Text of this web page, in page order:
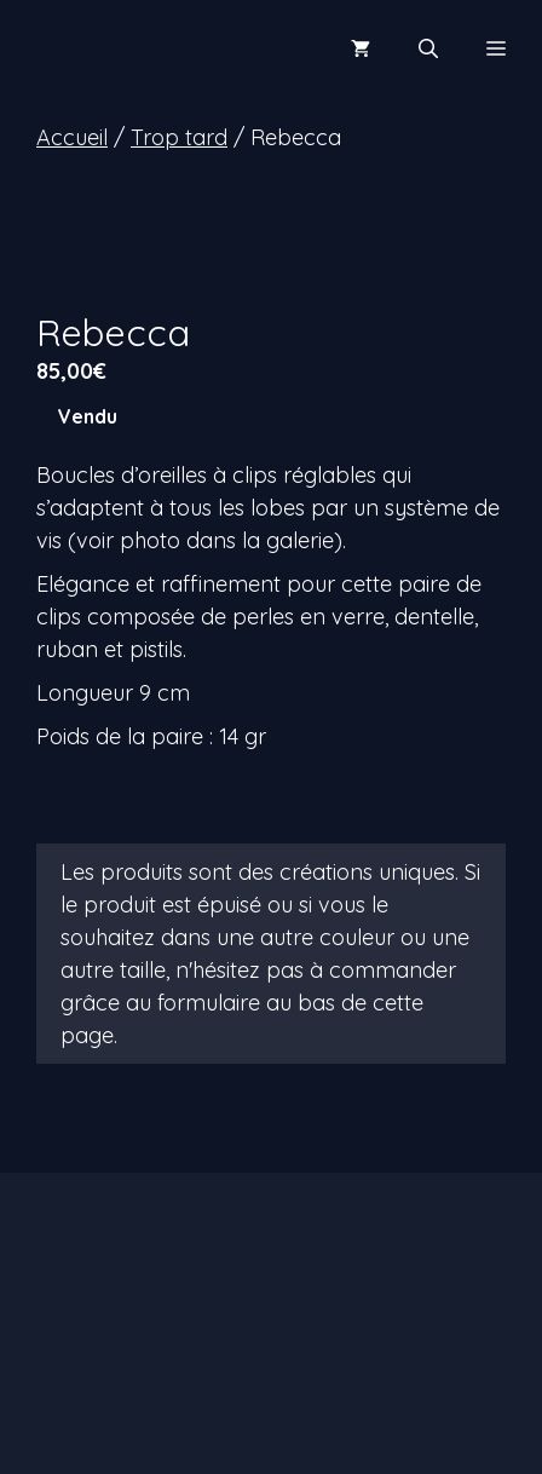
Accueil / Trop tard / Rebecca
Rebecca
85,00€
Vendu
Boucles d’oreilles à clips réglables qui
s’adaptent à tous les lobes par un système de
vis (voir photo dans la galerie).
Elégance et raffinement pour cette paire de
clips composée de perles en verre, dentelle,
ruban et pistils.
Longueur 9 cm
Poids de la paire : 14 gr